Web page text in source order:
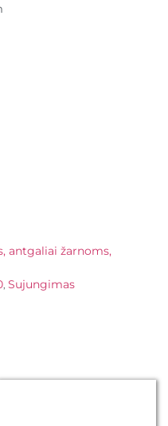
antgaliai žarnoms,
, Sujungimas